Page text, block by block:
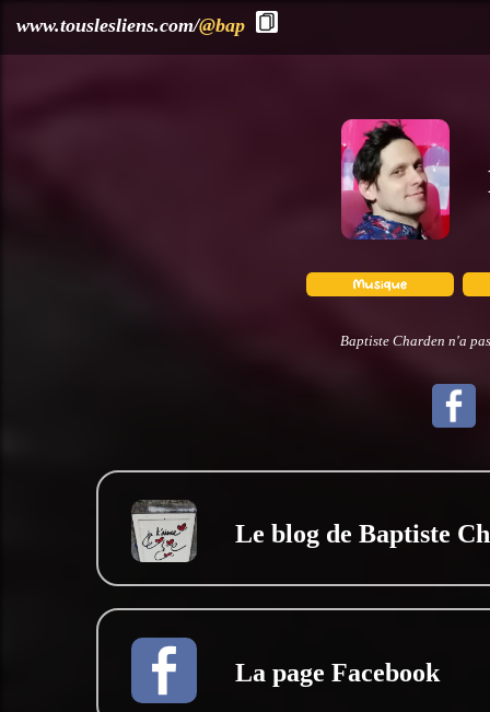
www.touslesliens.com/@bap
Baptiste Charden n'a
Le blog de Baptiste
La page Facebook